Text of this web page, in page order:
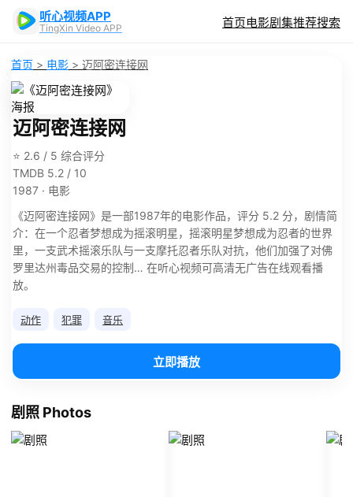
听心视频APP
TingXin Video APP 首页电影剧集推荐搜索
首页 > 电影 > 迈阿密连接网
迈阿密连接网
⭐ 2.6 / 5 综合评分
TMDB 5.2 / 10
1987 · 电影
《迈阿密连接网》是一部1987年的电影作品，评分 5.2 分，剧情简
介：在一个忍者梦想成为摇滚明星，摇滚明星梦想成为忍者的世界
里，一支武术摇滚乐队与一支摩托忍者乐队对抗，他们加强了对佛
罗里达州毒品交易的控制… 在听心视频可高清无广告在线观看播
放。
动作 犯罪 音乐
立即播放
剧照 Photos